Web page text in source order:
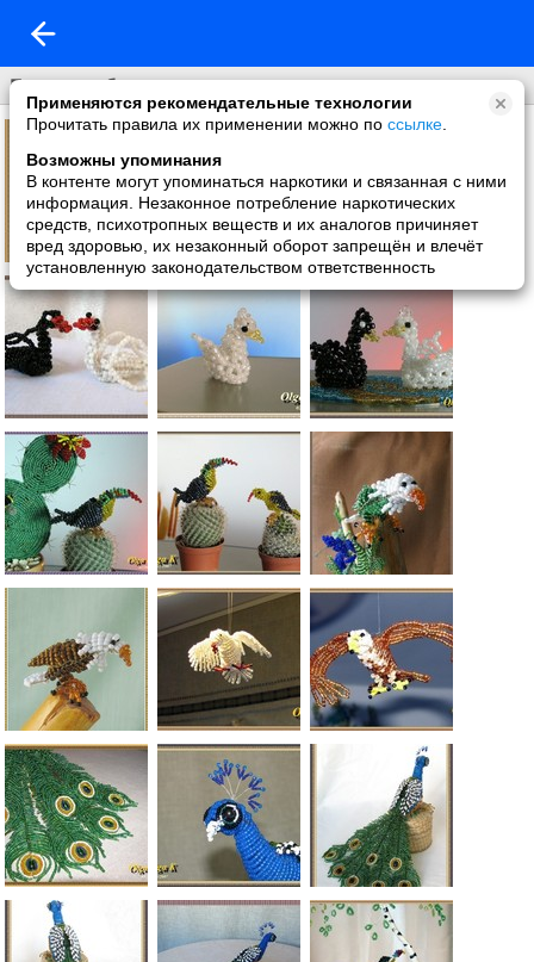
Применяются рекомендательные технологии
Прочитать правила их применении можно по ссылке
Возможны упоминания
В контенте могут упоминаться наркотики и связанная с ними
информация. Незаконное потребление наркотических
средств, психотропных веществ и их аналогов причиняет
вред здоровью, их незаконный оборот запрещён и влечёт
установленную законодательством ответственность
Птицы из бисера